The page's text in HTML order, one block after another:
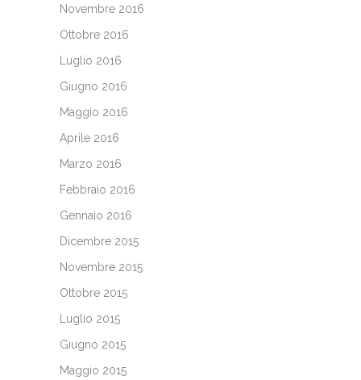
Novembre 2016
Ottobre 2016
Luglio 2016
Giugno 2016
Maggio 2016
Aprile 2016
Marzo 2016
Febbraio 2016
Gennaio 2016
Dicembre 2015
Novembre 2015
Ottobre 2015
Luglio 2015
Giugno 2015
Maggio 2015